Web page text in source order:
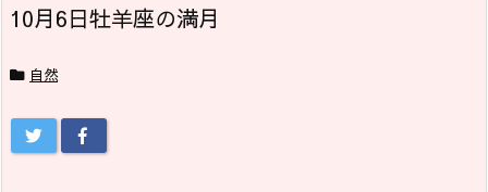
10月6日牡羊座の満月
自然